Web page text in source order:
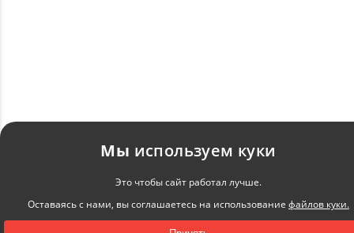
Мы используем куки
Это чтобы сайт работал лучше.
Оставаясь с нами, вы соглашаетесь на использование файлов куки.